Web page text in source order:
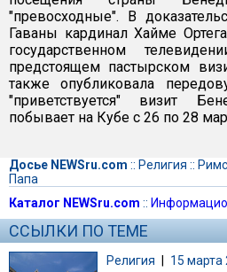
"превосходные". В
Гаваны кардинал Хайме
государственном
предстоящем пастырском
также опубликовала
"приветствуется" визит
побывает на Кубе с 26 по 28
Досье NEWSru.com :: Религия ::
Папа
Каталог NEWSru.com ::
ССЫЛКИ ПО ТЕМЕ
Религия | 15 марта